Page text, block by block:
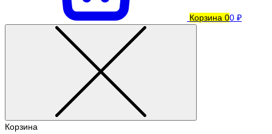
Корзина 00 ₽
Корзина